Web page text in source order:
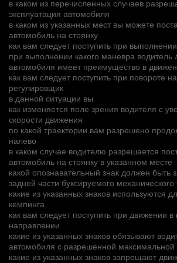
в каком из перечисленных случаев
эксплуатация автомобиля
в каком из указанных мест вы можете
автомобиль на стоянку
как вам следует поступить при
при выполнении какого маневра водитель
автомобиля имеет преимущество в
как вам следует поступить при повороте
регулировщик
в данной ситуации вы
как изменяется поле зрения водителя с
скорости движения
по какой траектории вам разрешено
налево
в каком случае водителю разрешается
автомобиль на стоянку в указанном месте
какой опознавательный знак должен быть
задней части буксируемого механического
какие из указанных знаков используются
кемпинга
как вам следует поступить при движении
направлении
какие из указанных знаков обязывают
автомобиля с разрешенной максимальной
какие из указанных знаков запрещают